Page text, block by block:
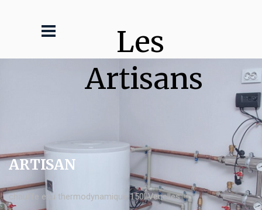
Les
Artisans
ARTISAN
chauffe eau thermodynamique 150l Venelles